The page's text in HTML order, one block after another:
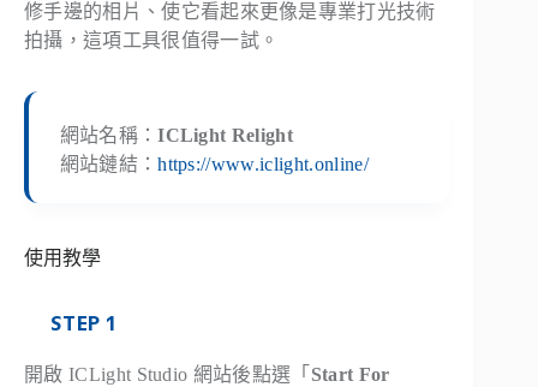
修手邊的相片、使它看起來更像是專業打光技術
拍攝，這項工具很值得一試。
網站名稱：ICLight Relight
網站鏈結：https://www.iclight.online/
使用教學
STEP 1
開啟 ICLight Studio 網站後點選「 Start For